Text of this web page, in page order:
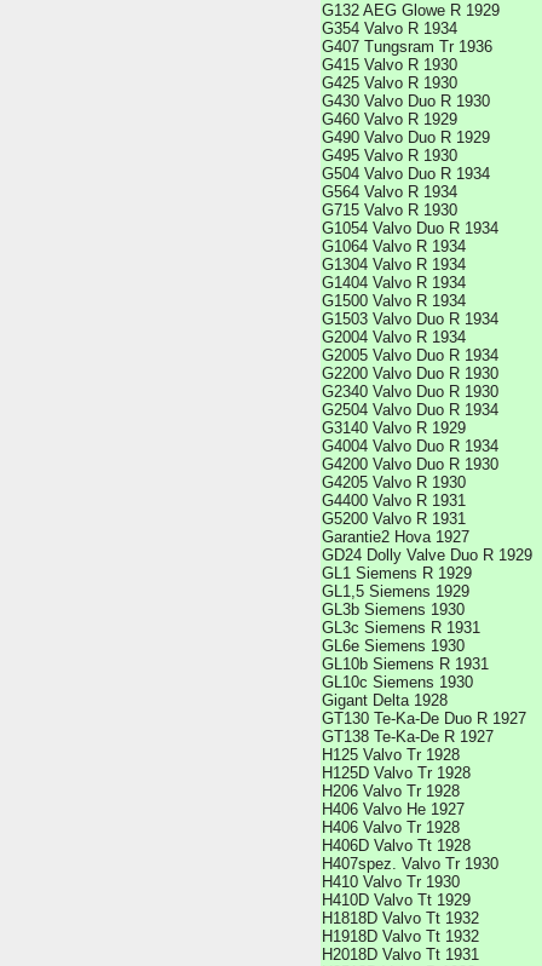
G132 AEG Glowe R 1929
G354 Valvo R 1934
G407 Tungsram Tr 1936
G415 Valvo R 1930
G425 Valvo R 1930
G430 Valvo Duo R 1930
G460 Valvo R 1929
G490 Valvo Duo R 1929
G495 Valvo R 1930
G504 Valvo Duo R 1934
G564 Valvo R 1934
G715 Valvo R 1930
G1054 Valvo Duo R 1934
G1064 Valvo R 1934
G1304 Valvo R 1934
G1404 Valvo R 1934
G1500 Valvo R 1934
G1503 Valvo Duo R 1934
G2004 Valvo R 1934
G2005 Valvo Duo R 1934
G2200 Valvo Duo R 1930
G2340 Valvo Duo R 1930
G2504 Valvo Duo R 1934
G3140 Valvo R 1929
G4004 Valvo Duo R 1934
G4200 Valvo Duo R 1930
G4205 Valvo R 1930
G4400 Valvo R 1931
G5200 Valvo R 1931
Garantie2 Hova 1927
GD24 Dolly Valve Duo R 1929
GL1 Siemens R 1929
GL1,5 Siemens 1929
GL3b Siemens 1930
GL3c Siemens R 1931
GL6e Siemens 1930
GL10b Siemens R 1931
GL10c Siemens 1930
Gigant Delta 1928
GT130 Te-Ka-De Duo R 1927
GT138 Te-Ka-De R 1927
H125 Valvo Tr 1928
H125D Valvo Tr 1928
H206 Valvo Tr 1928
H406 Valvo He 1927
H406 Valvo Tr 1928
H406D Valvo Tt 1928
H407spez. Valvo Tr 1930
H410 Valvo Tr 1930
H410D Valvo Tt 1929
H1818D Valvo Tt 1932
H1918D Valvo Tt 1932
H2018D Valvo Tt 1931